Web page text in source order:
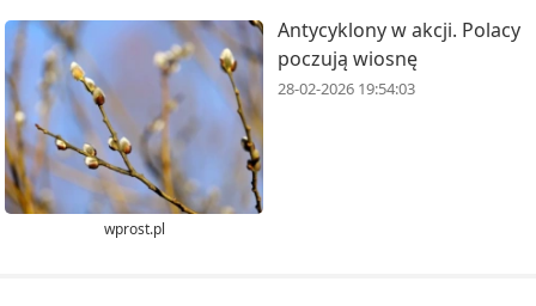
wprost.pl
Antycyklony w akcji. Polacy
poczują wiosnę
28-02-2026 19:54:03